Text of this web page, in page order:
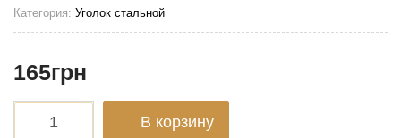
Категория: Уголок стальной
165грн
В корзину